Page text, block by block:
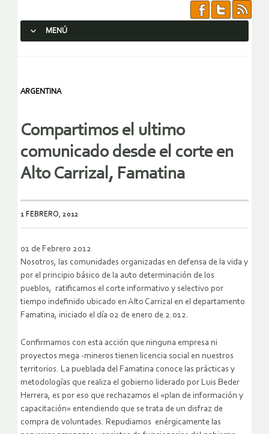
MENÚ
ARGENTINA
Compartimos el ultimo
comunicado desde el corte en
Alto Carrizal, Famatina
1 FEBRERO, 2012
01 de Febrero 2012
Nosotros, las comunidades organizadas en defensa de la vida y
por el principio básico de la auto determinación de los
pueblos, ratificamos el corte informativo y selectivo por
tiempo indefinido ubicado en Alto Carrizal en el departamento
Famatina, iniciado el día 02 de enero de 2.012.
Confirmamos con esta acción que ninguna empresa ni
proyectos mega -mineros tienen licencia social en nuestros
territorios. La pueblada del Famatina conoce las prácticas y
metodologías que realiza el gobierno liderado por Luis Beder
Herrera, es por eso que rechazamos el «plan de información y
capacitación» entendiendo que se trata de un disfraz de
compra de voluntades. Repudiamos enérgicamente las